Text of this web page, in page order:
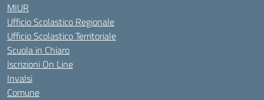
MIUR
Ufficio Scolastico Regionale
Ufficio Scolastico Territoriale
Scuola in Chiaro
Iscrizioni On Line
Invalsi
Comune